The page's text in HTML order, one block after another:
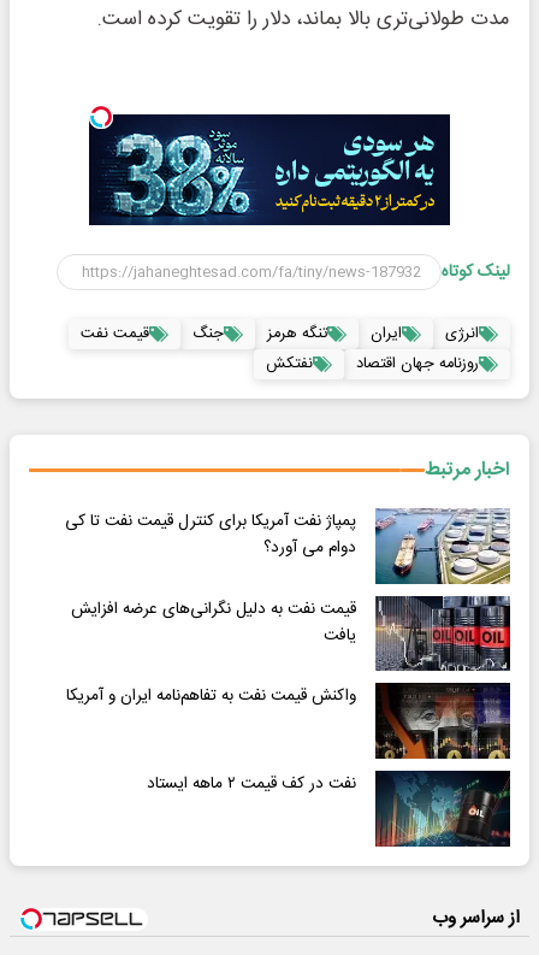
مدت طولانی‌تری بالا بماند، دلار را تقویت کرده است.
لینک کوتاه
انرژی ایران تنگه هرمز جنگ
قیمت نفت
روزنامه جهان اقتصاد
نفتکش
اخبار مرتبط
پمپاژ نفت آمریکا برای کنترل قیمت نفت تا کی
دوام می آورد؟
قیمت نفت به دلیل نگرانی‌های عرضه افزایش
یافت
واکنش قیمت نفت به تفاهم‌نامه ایران و آمریکا
نفت در کف قیمت ۲ ماهه ایستاد
از سراسر وب